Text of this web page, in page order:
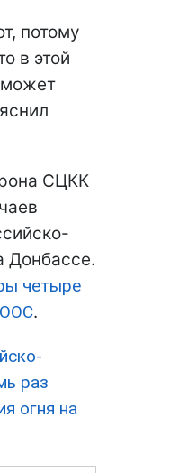
потому
в этой
может
СЦКК
Донбассе.
четыре
ООС.
раз
огня на